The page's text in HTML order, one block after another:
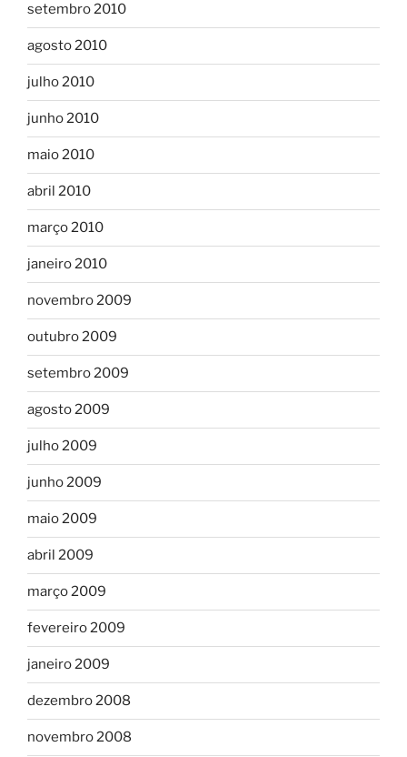
setembro 2010
agosto 2010
julho 2010
junho 2010
maio 2010
abril 2010
março 2010
janeiro 2010
novembro 2009
outubro 2009
setembro 2009
agosto 2009
julho 2009
junho 2009
maio 2009
abril 2009
março 2009
fevereiro 2009
janeiro 2009
dezembro 2008
novembro 2008